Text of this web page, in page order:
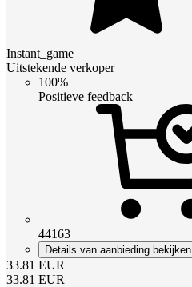
Instant_game
Uitstekende verkoper
100%
Positieve feedback
44163
Details van aanbieding bekijken
33.81 EUR
33.81 EUR